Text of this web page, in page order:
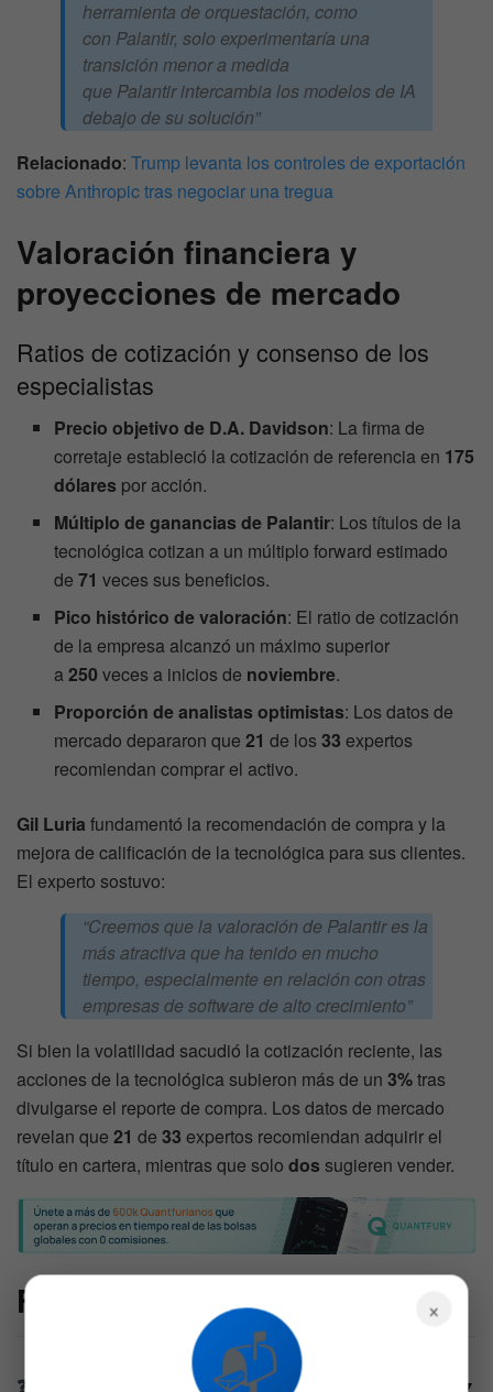
herramienta de orquestación, como
con Palantir, solo experimentaría una
transición menor a medida
que Palantir intercambia los modelos de IA
debajo de su solución”
Relacionado: Trump levanta los controles de exportación
sobre Anthropic tras negociar una tregua
Valoración financiera y
proyecciones de mercado
Ratios de cotización y consenso de los
especialistas
Precio objetivo de D.A. Davidson: La firma de
corretaje estableció la cotización de referencia en 175
dólares por acción.
Múltiplo de ganancias de Palantir: Los títulos de la
tecnológica cotizan a un múltiplo forward estimado
de71 veces sus beneficios.
Pico histórico de valoración: El ratio de cotización
de la empresa alcanzó un máximo superior
a250 veces a inicios de noviembre.
Proporción de analistas optimistas: Los datos de
mercado depararon que21 de los33 expertos
recomiendan comprar el activo.
Gil Luria fundamentó la recomendación de compra y la
mejora de calificación de la tecnológica para sus clientes.
El experto sostuvo:
“Creemos que la valoración de Palantir es la
más atractiva que ha tenido en mucho
tiempo, especialmente en relación con otras
empresas de software de alto crecimiento”
Si bien la volatilidad sacudió la cotización reciente, las
acciones de la tecnológica subieron más de un 3%tras
divulgarse el reporte de compra. Los datos de mercado
revelan que 21 de 33 expertos recomiendan adquirir el
título en cartera, mientras que solo dos sugieren vender.
FAQs
¿Por qué D.A. Davidson elevó la calificación de
×
📬